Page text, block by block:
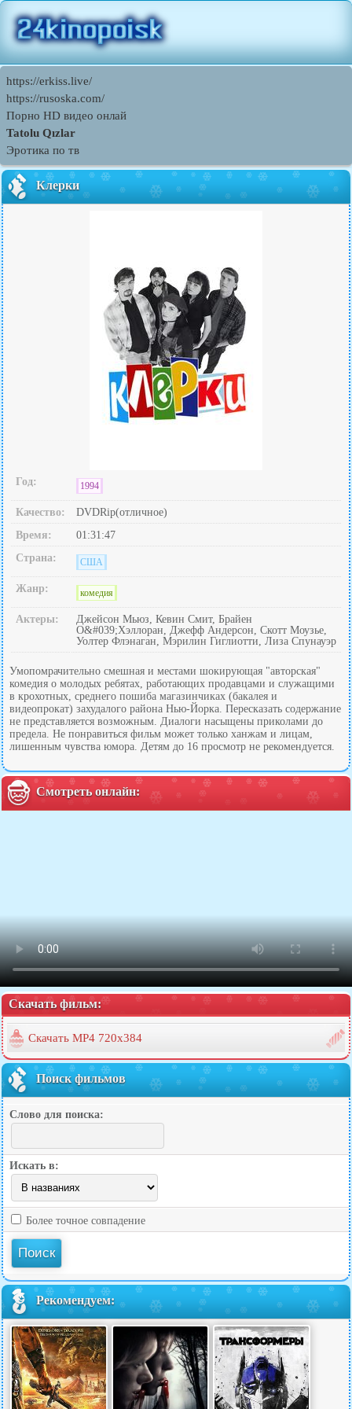
https://erkiss.live/
https://rusoska.com/
Порно HD видео онлай
Tatolu Qızlar
Эротика по тв
Клерки
Год: 1994
Качество:
DVDRip(отличное)
Время:
01:31:47
Страна:
США
Жанр: комедия
Актеры:
Джейсон Мьюз, Кевин Смит, Брайен
О&#039;Хэллоран, Джефф Андерсон, Скотт Моузье,
Уолтер Флэнаган, Мэрилин Гиглиотти, Лиза Спунауэр
Умопомрачительно смешная и местами шокирующая "авторская"
комедия о молодых ребятах, работающих продавцами и служащими
в крохотных, среднего пошиба магазинчиках (бакалея и
видеопрокат) захудалого района Нью-Йорка. Пересказать содержание
не представляется возможным. Диалоги насыщены приколами до
предела. Не понравиться фильм может только ханжам и лицам,
лишенным чувства юмора. Детям до 16 просмотр не рекомендуется.
Смотреть онлайн:
Скачать фильм:
Скачать MP4 720x384
Поиск фильмов
Слово для поиска:
Искать в:
Более точное совпадение
Рекомендуем: